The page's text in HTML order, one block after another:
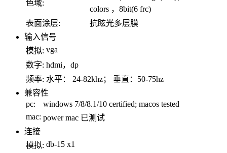
色域:
colors ，8bit(6 frc)
表面涂层:
抗眩光多层膜
输入信号
模拟: vga
数字: hdmi，dp
频率: 水平： 24-82khz； 垂直：50-75hz
兼容性
pc:
windows 7/8/8.1/10 certified; macos tested
mac: power mac 已测试
连接
模拟: db-15 x1